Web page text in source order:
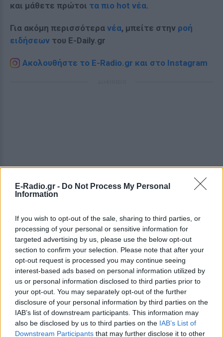
E-Radio.gr - Do Not Process My Personal
Information
If you wish to opt-out of the sale, sharing to third parties, or
processing of your personal or sensitive information for
targeted advertising by us, please use the below opt-out
section to confirm your selection. Please note that after your
opt-out request is processed you may continue seeing
interest-based ads based on personal information utilized by
us or personal information disclosed to third parties prior to
your opt-out. You may separately opt-out of the further
disclosure of your personal information by third parties on the
IAB’s list of downstream participants. This information may
also be disclosed by us to third parties on the IAB’s List of
Downstream Participants that may further disclose it to other
και μάθετε πρώτοι τα πιο hot νέα.
Για ακόμη περισσότερα νέα, μπείτε στην ροή
ειδήσεων του E-Daily.gr
Ακολουθήστε το E-Radio.gr και στο Instagram
ΔΕΙΤΕ ΕΠΙΣΗΣ